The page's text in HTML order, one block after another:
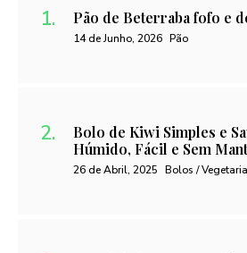
Pão de Beterraba fofo e
14 de Junho, 2026 Pão
Bolo de Kiwi Simples e
Húmido, Fácil e Sem
26 de Abril, 2025 Bolos /